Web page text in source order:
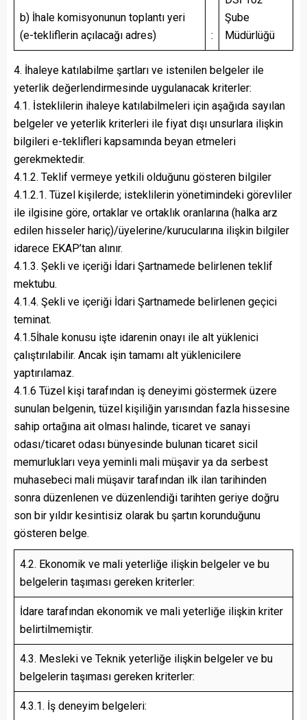
b) İhale komisyonunun toplantı yeri
(e-tekliflerin açılacağı adres)
:
Şube
Müdürlüğü
4. İhaleye katılabilme şartları ve istenilen belgeler ile
yeterlik değerlendirmesinde uygulanacak kriterler:
4.1. İsteklilerin ihaleye katılabilmeleri için aşağıda sayılan
belgeler ve yeterlik kriterleri ile fiyat dışı unsurlara ilişkin
bilgileri e-teklifleri kapsamında beyan etmeleri
gerekmektedir.
4.1.2. Teklif vermeye yetkili olduğunu gösteren bilgiler
4.1.2.1. Tüzel kişilerde; isteklilerin yönetimindeki görevliler
ile ilgisine göre, ortaklar ve ortaklık oranlarına (halka arz
edilen hisseler hariç)/üyelerine/kurucularına ilişkin bilgiler
idarece EKAP’tan alınır.
4.1.3. Şekli ve içeriği İdari Şartnamede belirlenen teklif
mektubu.
4.1.4. Şekli ve içeriği İdari Şartnamede belirlenen geçici
teminat.
4.1.5İhale konusu işte idarenin onayı ile alt yüklenici
çalıştırılabilir. Ancak işin tamamı alt yüklenicilere
yaptırılamaz.
4.1.6 Tüzel kişi tarafından iş deneyimi göstermek üzere
sunulan belgenin, tüzel kişiliğin yarısından fazla hissesine
sahip ortağına ait olması halinde, ticaret ve sanayi
odası/ticaret odası bünyesinde bulunan ticaret sicil
memurlukları veya yeminli mali müşavir ya da serbest
muhasebeci mali müşavir tarafından ilk ilan tarihinden
sonra düzenlenen ve düzenlendiği tarihten geriye doğru
son bir yıldır kesintisiz olarak bu şartın korunduğunu
gösteren belge.
4.2. Ekonomik ve mali yeterliğe ilişkin belgeler ve bu
belgelerin taşıması gereken kriterler:
İdare tarafından ekonomik ve mali yeterliğe ilişkin kriter
belirtilmemiştir.
4.3. Mesleki ve Teknik yeterliğe ilişkin belgeler ve bu
belgelerin taşıması gereken kriterler:
4.3.1. İş deneyim belgeleri: